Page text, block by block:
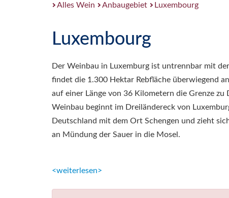
Alles Wein Anbaugebiet Luxembourg
Luxembourg
Der Weinbau in Luxemburg ist untrennbar mit
findet die 1.300 Hektar Rebfläche überwiegend
auf einer Länge von 36 Kilometern die Grenze
Weinbau beginnt im Dreiländereck von
Deutschland mit dem Ort Schengen und zieht
an Mündung der Sauer in die Mosel.
<weiterlesen>